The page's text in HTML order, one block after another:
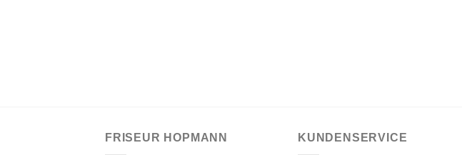
FRISEUR HOPMANN KUNDENSERVICE